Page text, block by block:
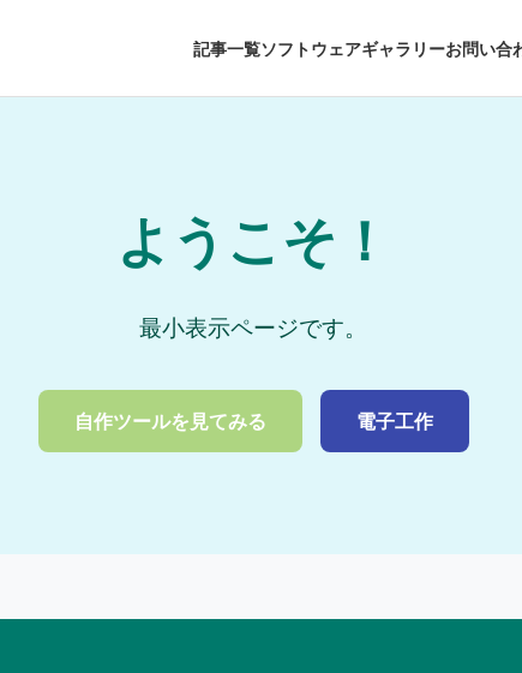
記事一覧ソフトウェアギャラリーお問い合
ようこそ！
最小表示ページです。
自作ツールを見てみる 電子工作